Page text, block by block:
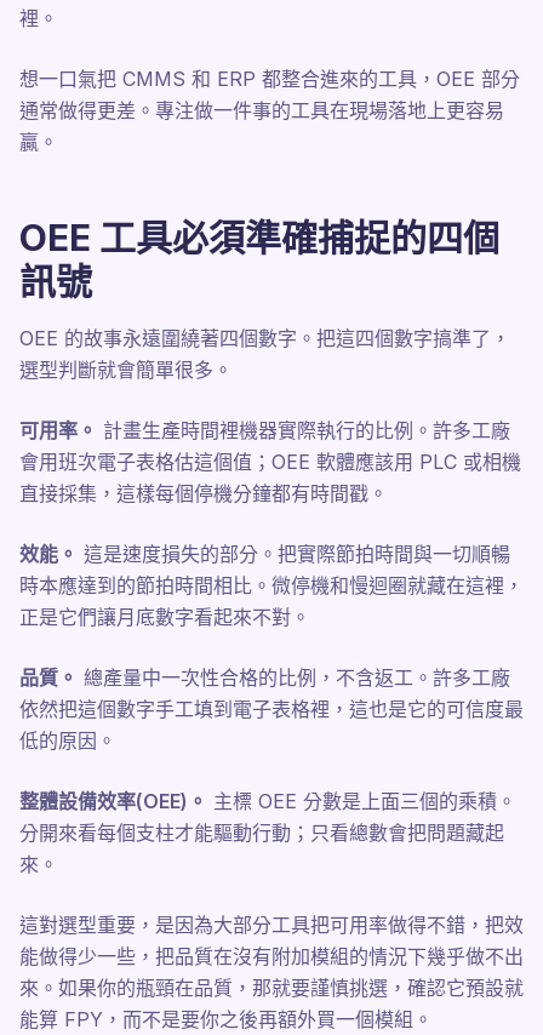
裡。
想一口氣把 CMMS 和 ERP 都整合進來的工具，OEE 部分
通常做得更差。專注做一件事的工具在現場落地上更容易
贏。
OEE 工具必須準確捕捉的四個
訊號
OEE 的故事永遠圍繞著四個數字。把這四個數字搞準了，
選型判斷就會簡單很多。
可用率。 計畫生產時間裡機器實際執行的比例。許多工廠
會用班次電子表格估這個值；OEE 軟體應該用 PLC 或相機
直接採集，這樣每個停機分鐘都有時間戳。
效能。 這是速度損失的部分。把實際節拍時間與一切順暢
時本應達到的節拍時間相比。微停機和慢迴圈就藏在這裡，
正是它們讓月底數字看起來不對。
品質。 總產量中一次性合格的比例，不含返工。許多工廠
依然把這個數字手工填到電子表格裡，這也是它的可信度最
低的原因。
整體設備效率(OEE)。 主標 OEE 分數是上面三個的乘積。
分開來看每個支柱才能驅動行動；只看總數會把問題藏起
來。
這對選型重要，是因為大部分工具把可用率做得不錯，把效
能做得少一些，把品質在沒有附加模組的情況下幾乎做不出
來。如果你的瓶頸在品質，那就要謹慎挑選，確認它預設就
能算 FPY，而不是要你之後再額外買一個模組。